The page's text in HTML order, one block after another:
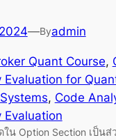
—Byadmin
Quant Course,
Evaluation for
, Code
Evaluation
ใน Option Section เป็น